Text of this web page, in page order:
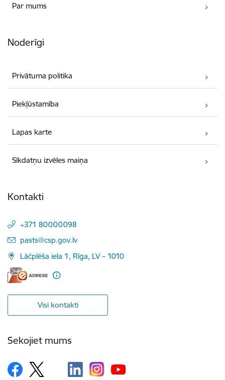
Par mums
Noderīgi
Privātuma politika
Piekļūstamība
Lapas karte
Sīkdatņu izvēles maiņa
Kontakti
+371 80000098
E-pasts:
pasts@csp.gov.lv
Lāčplēša iela 1, Rīga, LV – 1010
Visi kontakti
Sekojiet mums